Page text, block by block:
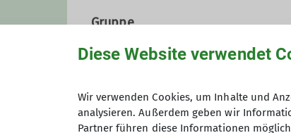
Gruppenbetreuer*in KulTour-
Gruppe
Diese Website verwendet
Wir verwenden Cookies, um Inhalte und
analysieren. Außerdem geben wir
Partner führen diese Informationen